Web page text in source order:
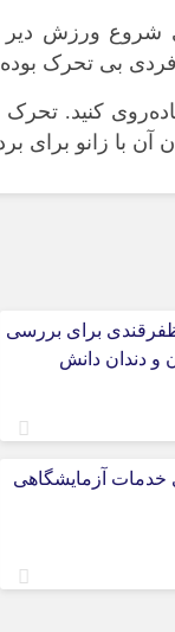
شروع ورزش
بی تحرک بوده
کنید.
آن با زانو برای
برای بررسی
و دندان دانش
خدمات آزمایشگاهی